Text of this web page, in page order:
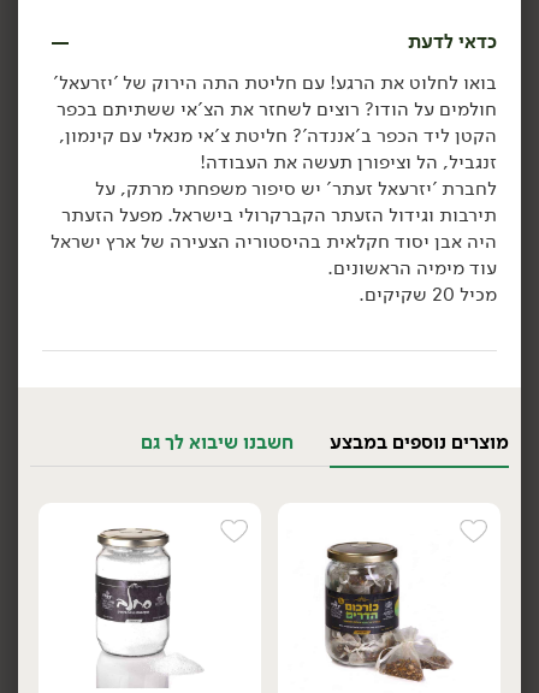
34.90
39.90
חליטת כורכום הדרים -
'יזרעאל'
43.63 ₪ ל-100 גרם
הוספה לסל
יח׳
50 גרם
הוספה לסל
25.90
₪/ יח׳
חליטה אורגנית DETOX -
הוספה לסל
25.90
₪
חליטה אורגנית אכיניציאה
5.18 ₪ ל-100 גרם
הוספה לסל
כדאי לדעת
בואו לחלוט את הרגע! עם חליטת התה הירוק של 'יזרעאל'
חולמים על הודו? רוצים לשחזר את הצ'אי ששתיתם בכפר
הקטן ליד הכפר ב'אננדה'? חליטת צ'אי מנאלי עם קינמון,
זנגביל, הל וציפורן תעשה את העבודה!
לחברת 'יזרעאל זעתר' יש סיפור משפחתי מרתק, על
תירבות וגידול הזעתר הקברקרולי בישראל. מפעל הזעתר
היה אבן יסוד חקלאית בהיסטוריה הצעירה של ארץ ישראל
עוד מימיה הראשונים.
מכיל 20 שקיקים.
מוצרים נוספים במבצע חשבנו שיבוא לך גם